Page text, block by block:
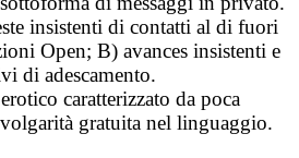
insistenti di contatti al di fuori
Open; B) avances insistenti e
di adescamento.
caratterizzato da poca
gratuita nel linguaggio.